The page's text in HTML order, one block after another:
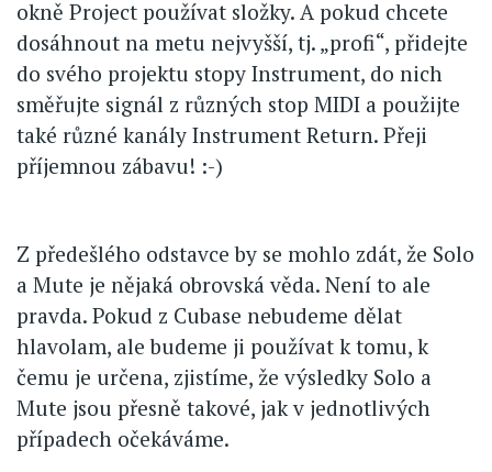
okně Project používat složky. A pokud chcete
dosáhnout na metu nejvyšší, tj. „profi“, přidejte
do svého projektu stopy Instrument, do nich
směřujte signál z různých stop MIDI a použijte
také různé kanály Instrument Return. Přeji
příjemnou zábavu! :-)
Z předešlého odstavce by se mohlo zdát, že Solo
a Mute je nějaká obrovská věda. Není to ale
pravda. Pokud z Cubase nebudeme dělat
hlavolam, ale budeme ji používat k tomu, k
čemu je určena, zjistíme, že výsledky Solo a
Mute jsou přesně takové, jak v jednotlivých
případech očekáváme.